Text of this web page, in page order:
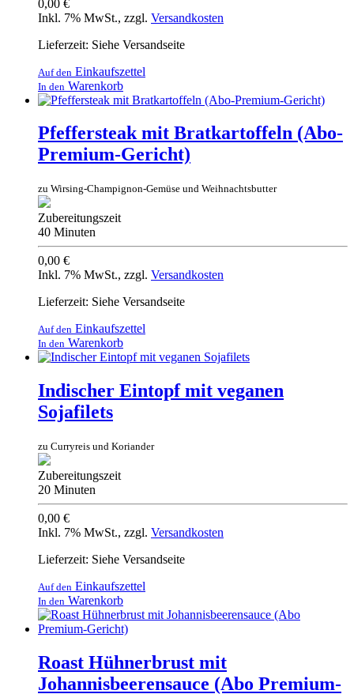
0,00 €
Inkl. 7% MwSt., zzgl. Versandkosten
Lieferzeit: Siehe Versandseite
Auf den Einkaufszettel
In den Warenkorb
Pfeffersteak mit Bratkartoffeln (Abo-
Premium-Gericht)
zu Wirsing-Champignon-Gemüse und Weihnachtsbutter
Zubereitungszeit
40 Minuten
0,00 €
Inkl. 7% MwSt., zzgl. Versandkosten
Lieferzeit: Siehe Versandseite
Auf den Einkaufszettel
In den Warenkorb
Indischer Eintopf mit veganen
Sojafilets
zu Curryreis und Koriander
Zubereitungszeit
20 Minuten
0,00 €
Inkl. 7% MwSt., zzgl. Versandkosten
Lieferzeit: Siehe Versandseite
Auf den Einkaufszettel
In den Warenkorb
Roast Hühnerbrust mit
Johannisbeerensauce (Abo Premium-